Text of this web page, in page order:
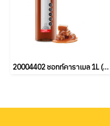
20004402 ชอทท์คาราเมล 1L (ยกลัง6ขวด)